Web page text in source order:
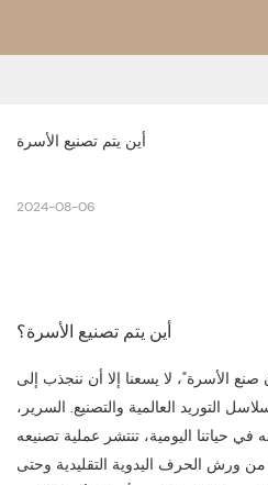
أين يتم تصنيع الأسرة
2024-08-06
أين يتم تصنيع الأسرة؟
الأسرة"، لا يسعنا إلا أن ننجذب إلى
التوريد العالمية والتصنيع. السرير،
في حياتنا اليومية، تنتشر عملية تصنيعه
من ورش الحرف اليدوية التقليدية وحتى